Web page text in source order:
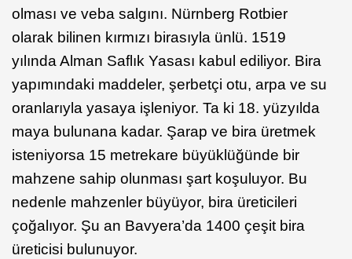
olması ve veba salgını. Nürnberg Rotbier
olarak bilinen kırmızı birasıyla ünlü. 1519
yılında Alman Saflık Yasası kabul ediliyor. Bira
yapımındaki maddeler, şerbetçi otu, arpa ve su
oranlarıyla yasaya işleniyor. Ta ki 18. yüzyılda
maya bulunana kadar. Şarap ve bira üretmek
isteniyorsa 15 metrekare büyüklüğünde bir
mahzene sahip olunması şart koşuluyor. Bu
nedenle mahzenler büyüyor, bira üreticileri
çoğalıyor. Şu an Bavyera’da 1400 çeşit bira
üreticisi bulunuyor.